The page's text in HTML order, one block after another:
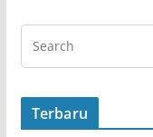
Terbaru